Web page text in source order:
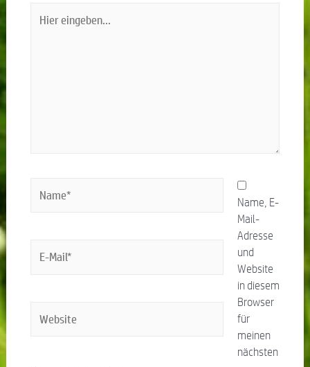
Name, E-
Mail-
Adresse
und
Website
in diesem
Browser
für
meinen
nächsten